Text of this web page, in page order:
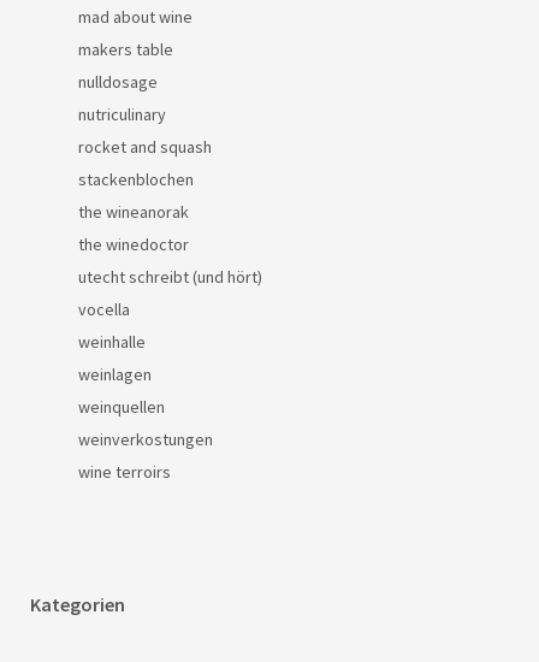
mad about wine
makers table
nulldosage
nutriculinary
rocket and squash
stackenblochen
the wineanorak
the winedoctor
utecht schreibt (und hört)
vocella
weinhalle
weinlagen
weinquellen
weinverkostungen
wine terroirs
Kategorien